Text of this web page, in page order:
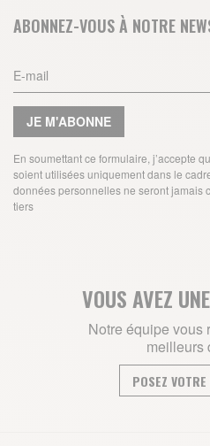
ABONNEZ-VOUS À NOTRE
JE M'ABONNE
En soumettant ce formulaire, j’accepte
soient utilisées uniquement dans le
données personnelles ne seront jamais
tiers
VOUS AVEZ
Notre équipe vous
meilleurs
POSEZ